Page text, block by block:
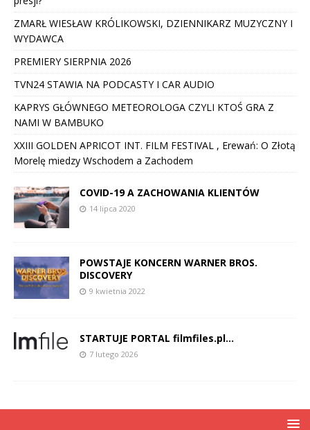
ZMARŁ WIESŁAW KRÓLIKOWSKI, DZIENNIKARZ MUZYCZNY I
WYDAWCA
PREMIERY SIERPNIA 2026
TVN24 STAWIA NA PODCASTY I CAR AUDIO
KAPRYS GŁÓWNEGO METEOROLOGA CZYLI KTOŚ GRA Z
NAMI W BAMBUKO
XXIII GOLDEN APRICOT INT. FILM FESTIVAL , Erewań: O Złotą
Morelę miedzy Wschodem a Zachodem
COVID-19 A ZACHOWANIA KLIENTÓW
14 lipca 2020
POWSTAJE KONCERN WARNER BROS.
DISCOVERY
9 kwietnia 2022
STARTUJE PORTAL filmfiles.pl…
7 lutego 2026